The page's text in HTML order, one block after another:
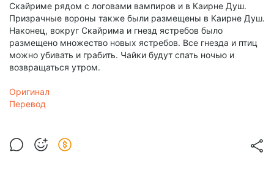
Скайриме рядом с логовами вампиров и в Каирне Душ.
Призрачные вороны также были размещены в Каирне Душ.
Наконец, вокруг Скайрима и гнезд ястребов было
размещено множество новых ястребов. Все гнезда и птиц
можно убивать и грабить. Чайки будут спать ночью и
возвращаться утром.
Оригинал
Перевод